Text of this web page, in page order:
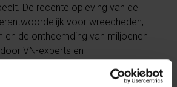
De recente opleving van de
voor wreedheden,
en de ontheemding van miljoenen
VN-experts en
Kigali. Dorpen worden